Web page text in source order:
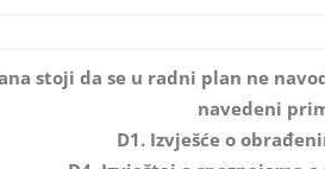
stoji da se u radni plan ne
navedeni
D1. Izvješće o